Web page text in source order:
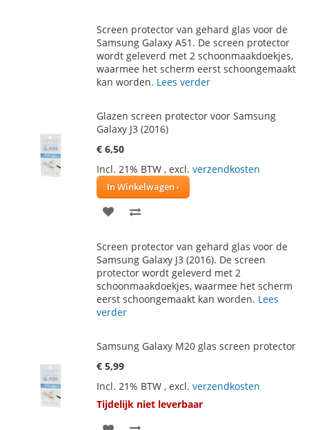
AAN
VERLANGLIJST
TE
VERGELIJKEN
Screen protector van gehard glas voor de
Samsung Galaxy A51. De screen protector
wordt geleverd met 2 schoonmaakdoekjes,
waarmee het scherm eerst schoongemaakt
kan worden. Lees verder
Glazen screen protector voor Samsung
Galaxy J3 (2016)
€ 6,50
Incl. 21% BTW , excl. verzendkosten
In Winkelwagen
VOEG
AAN
VERLANGLIJST
TE
VERGELIJKEN
Screen protector van gehard glas voor de
Samsung Galaxy J3 (2016). De screen
protector wordt geleverd met 2
schoonmaakdoekjes, waarmee het scherm
eerst schoongemaakt kan worden. Lees
verder
Samsung Galaxy M20 glas screen protector
€ 5,99
Incl. 21% BTW , excl. verzendkosten
Tijdelijk niet leverbaar